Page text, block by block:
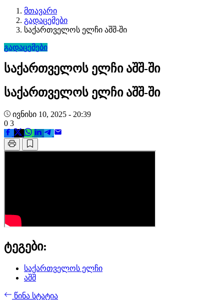
მთავარი
გადაცემები
საქართველოს ელჩი აშშ-ში
გადაცემები
საქართველოს ელჩი აშშ-ში
საქართველოს ელჩი აშშ-ში
ივნისი 10, 2025 - 20:39
0 3
ტეგები:
საქართველოს ელჩი
აშშ
წინა სტატია